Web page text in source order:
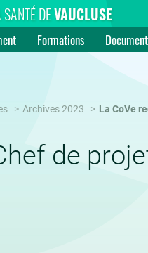
SANTÉ DEVAUCLUSE
Formations
Archives 2023 La CoVe
de